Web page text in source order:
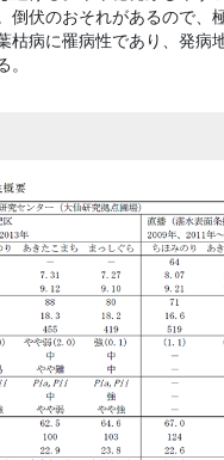
倒伏のおそれがあるので、
枯病に罹病性であり、発病
。